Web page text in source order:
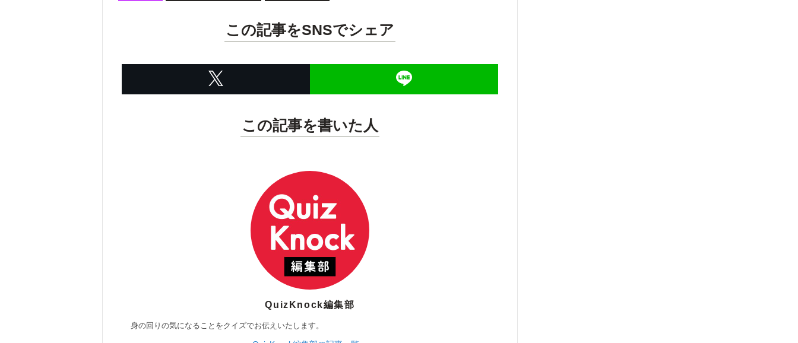
この記事をSNSでシェア
この記事を書いた人
QuizKnock編集部
身の回りの気になることをクイズでお伝えいたします。